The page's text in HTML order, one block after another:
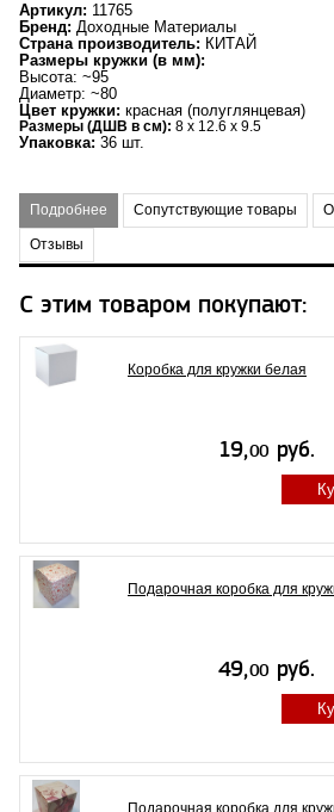
Артикул: 11765
Бренд: Доходные Материалы
Страна производитель: КИТАЙ
Размеры кружки (в мм):
Высота: ~95
Диаметр: ~80
Цвет кружки: красная (полуглянцевая)
Размеры (ДШВ в см): 8 x 12.6 x 9.5
Упаковка: 36 шт.
Подробнее Сопутствующие товары
Отзывы
С этим товаром покупают:
Коробка для кружки белая
Подарочная коробка для
Подарочная коробка для